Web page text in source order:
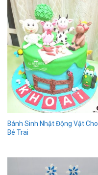
Bánh Sinh Nhật Động Vật Cho
Bé Trai